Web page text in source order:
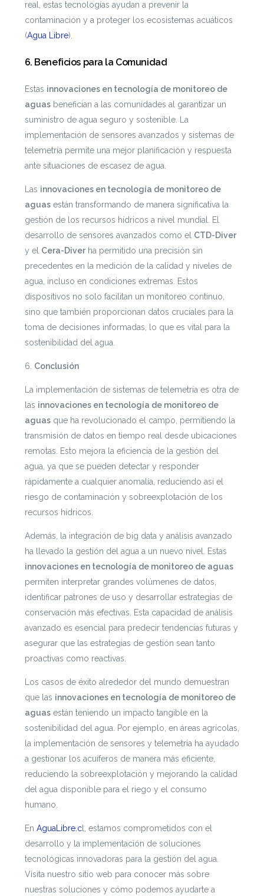
real, estas tecnologías ayudan a prevenir la
contaminación y a proteger los ecosistemas acuáticos​
(Agua Libre)​.
6. Beneficios para la Comunidad
Estas innovaciones en tecnología de monitoreo de
aguasbenefician a las comunidades al garantizar un
suministro de agua seguro y sostenible. La
implementación de sensores avanzados y sistemas de
telemetría permite una mejor planificación y respuesta
ante situaciones de escasez de agua.
Las innovaciones en tecnología de monitoreo de
aguasestán transformando de manera significativa la
gestión de los recursos hídricos a nivel mundial. El
desarrollo de sensores avanzados como el CTD-Diver
y el Cera-Diverha permitido una precisión sin
precedentes en la medición de la calidad y niveles de
agua, incluso en condiciones extremas. Estos
dispositivos no solo facilitan un monitoreo continuo,
sino que también proporcionan datos cruciales para la
toma de decisiones informadas, lo que es vital para la
sostenibilidad del agua.
6. Conclusión
La implementación de sistemas de telemetría es otra de
las innovaciones en tecnología de monitoreo de
aguasque ha revolucionado el campo, permitiendo la
transmisión de datos en tiempo real desde ubicaciones
remotas. Esto mejora la eficiencia de la gestión del
agua, ya que se pueden detectar y responder
rápidamente a cualquier anomalía, reduciendo así el
riesgo de contaminación y sobreexplotación de los
recursos hídricos.
Además, la integración de big data y análisis avanzado
ha llevado la gestión del agua a un nuevo nivel. Estas
innovaciones en tecnología de monitoreo de aguas
permiten interpretar grandes volúmenes de datos,
identificar patrones de uso y desarrollar estrategias de
conservación más efectivas. Esta capacidad de análisis
avanzado es esencial para predecir tendencias futuras y
asegurar que las estrategias de gestión sean tanto
proactivas como reactivas.
Los casos de éxito alrededor del mundo demuestran
que las innovaciones en tecnología de monitoreo de
aguasestán teniendo un impacto tangible en la
sostenibilidad del agua. Por ejemplo, en áreas agrícolas,
la implementación de sensores y telemetría ha ayudado
a gestionar los acuíferos de manera más eficiente,
reduciendo la sobreexplotación y mejorando la calidad
del agua disponible para el riego y el consumo
humano.
En AguaLibre.cl, estamos comprometidos con el
desarrollo y la implementación de soluciones
tecnológicas innovadoras para la gestión del agua.
Visita nuestro sitio web para conocer más sobre
nuestras soluciones y cómo podemos ayudarte a